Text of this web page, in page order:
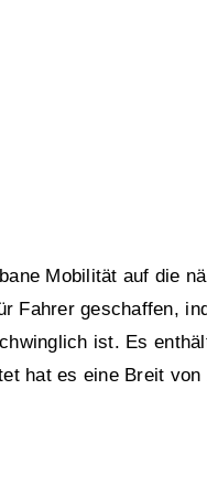
Mobilität auf die
Fahrer geschaffen,
ist. Es
hat es eine Breit